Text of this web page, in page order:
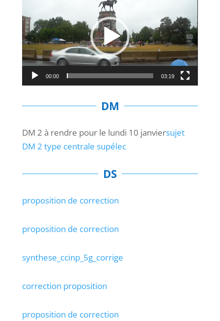
00:00 03:19
DM
DM 2 à rendre pour le lundi 10 janviersujet
DM 2 type centrale supélec
DS
proposition de correction
proposition de correction
synthese_ccinp_5g_corrige
correction proposition
proposition de correction